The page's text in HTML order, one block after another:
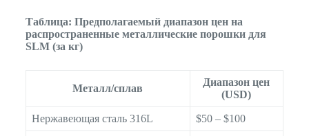
Таблица: Предполагаемый диапазон цен на
распространенные металлические порошки для
SLM (за кг)
Металл/сплав
Диапазон цен
(USD)
Нержавеющая сталь 316L $50 – $100